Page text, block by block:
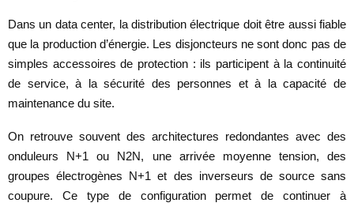
Dans un data center, la distribution électrique doit être aussi fiable
que la production d’énergie. Les disjoncteurs ne sont donc pas de
simples accessoires de protection : ils participent à la continuité
de service, à la sécurité des personnes et à la capacité de
maintenance du site.
On retrouve souvent des architectures redondantes avec des
onduleurs N+1 ou N2N, une arrivée moyenne tension, des
groupes électrogènes N+1 et des inverseurs de source sans
coupure. Ce type de configuration permet de continuer à